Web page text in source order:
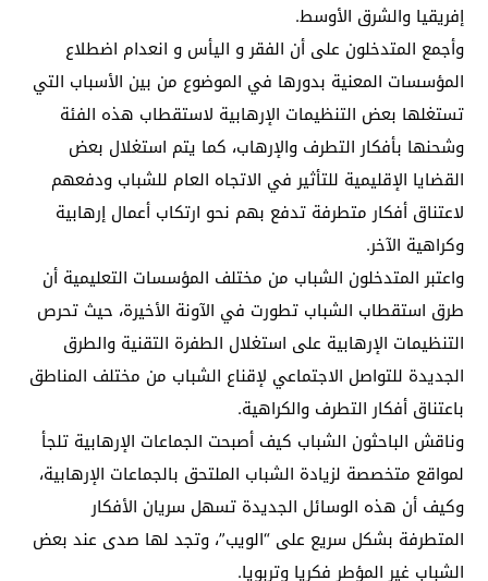
إفريقيا والشرق الأوسط.
وأجمع المتدخلون على أن الفقر و اليأس و انعدام اضطلاع
المؤسسات المعنية بدورها في الموضوع من بين الأسباب التي
تستغلها بعض التنظيمات الإرهابية لاستقطاب هذه الفئة
وشحنها بأفكار التطرف والإرهاب، كما يتم استغلال بعض
القضايا الإقليمية للتأثير في الاتجاه العام للشباب ودفعهم
لاعتناق أفكار متطرفة تدفع بهم نحو ارتكاب أعمال إرهابية
وكراهية الآخر.
واعتبر المتدخلون الشباب من مختلف المؤسسات التعليمية أن
طرق استقطاب الشباب تطورت في الآونة الأخيرة، حيث تحرص
التنظيمات الإرهابية على استغلال الطفرة التقنية والطرق
الجديدة للتواصل الاجتماعي لإقناع الشباب من مختلف المناطق
باعتناق أفكار التطرف والكراهية.
وناقش الباحثون الشباب كيف أصبحت الجماعات الإرهابية تلجأ
لمواقع متخصصة لزيادة الشباب الملتحق بالجماعات الإرهابية،
وكيف أن هذه الوسائل الجديدة تسهل سريان الأفكار
المتطرفة بشكل سريع على “الويب”، وتجد لها صدى عند بعض
الشباب غير المؤطر فكريا وتربويا.